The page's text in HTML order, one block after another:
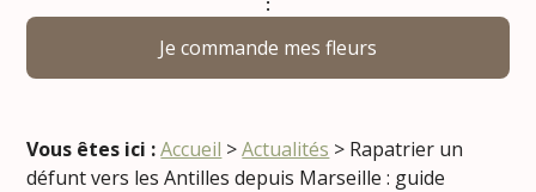
Je commande mes fleurs
Vous êtes ici : Accueil >Actualités > Rapatrier un
défunt vers les Antilles depuis Marseille : guide